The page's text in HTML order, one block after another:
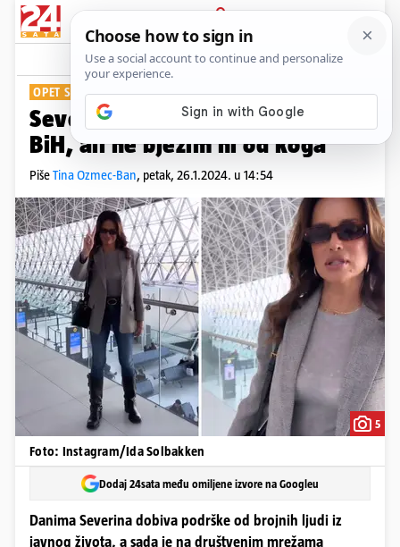
PRIJAVA
Show
OPET SE OGLASILA
Severina u zračnoj luci: 'Idem u
BiH, ali ne bježim ni od koga'
PišeTina Ozmec-Ban, petak, 26.1.2024. u 14:54
5
Foto: Instagram/Ida Solbakken
Dodaj 24sata među omiljene izvore na Googleu
Danima Severina dobiva podrške od brojnih ljudi iz
javnog života, a sada je na društvenim mrežama